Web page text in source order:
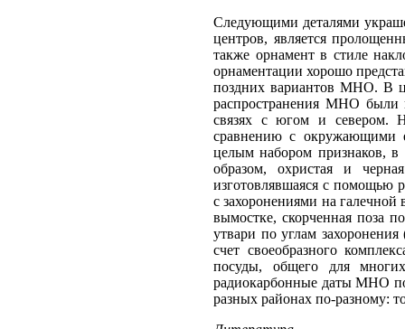
Следующими деталями
центров, является
также орнамент в стиле
орнаментации хорошо
поздних вариантов МНО. В
распространения МНО были
связях с югом и севером.
сравнению с окружающими
целым набором признаков, в
образом, охристая и
изготовлявшаяся с помощью
с захоронениями на
вымостке, скорченная поза
утвари по углам захоронения
счет своеобразного
посуды, общего для
радиокарбонные даты МНО
разных районах по-разному: